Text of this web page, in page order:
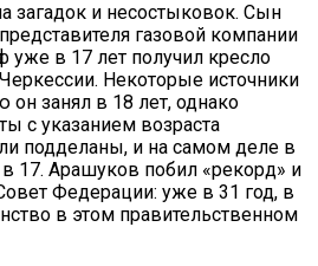
загадок и несостыковок. Сын
газовой компании
уже в 17 лет получил кресло
Некоторые источники
занял в 18 лет, однако
с указанием возраста
подделаны, и на самом деле в
17. Арашуков побил «рекорд» и
Федерации: уже в 31 год, в
в этом правительственном